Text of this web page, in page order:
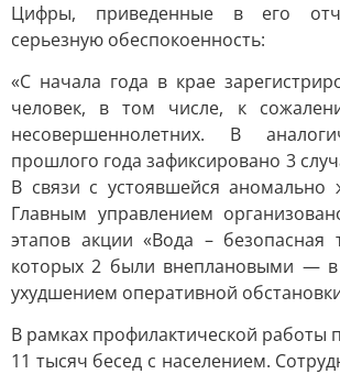
Цифры, приведенные в его
серьезную обеспокоенность:
«С начала года в крае
человек, в том числе, к
несовершеннолетних. В
прошлого года зафиксировано 3
В связи с устоявшейся аномально
Главным управлением
этапов акции «Вода – безопасная
которых 2 были внеплановыми — в
ухудшением оперативной
В рамках профилактической работы
11 тысяч бесед с населением.